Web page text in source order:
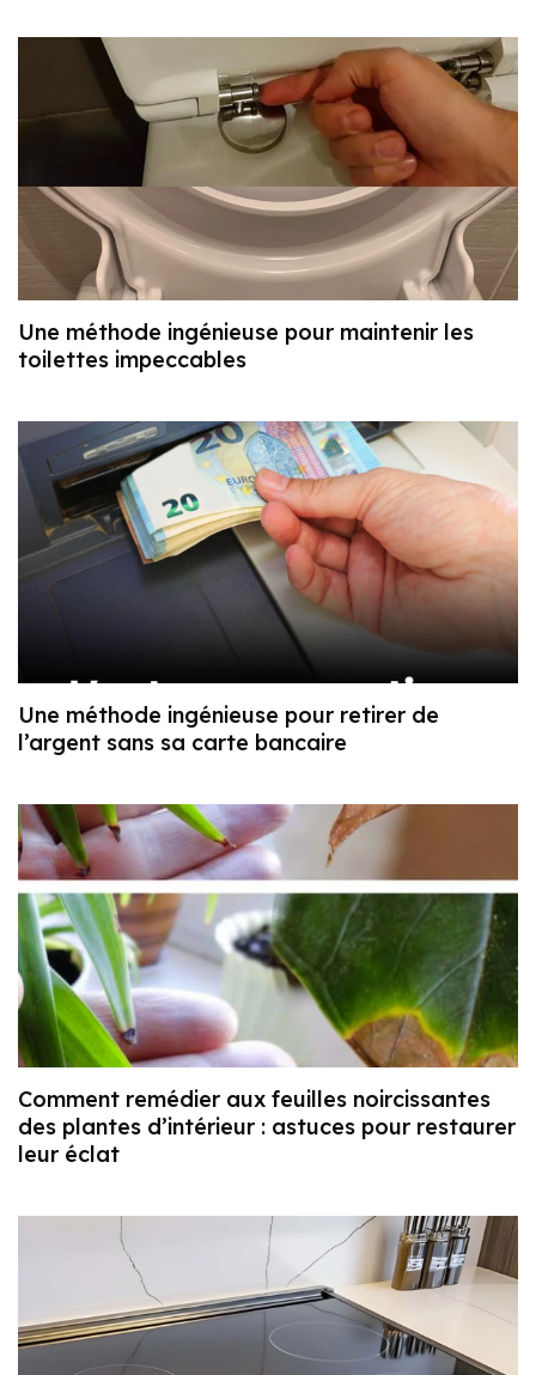
Une méthode ingénieuse pour maintenir les
toilettes impeccables
Une méthode ingénieuse pour retirer de
l’argent sans sa carte bancaire
Comment remédier aux feuilles noircissantes
des plantes d’intérieur : astuces pour restaurer
leur éclat